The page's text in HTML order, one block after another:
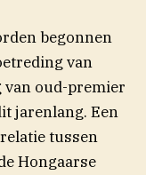
begonnen
van
van oud-premier
jarenlang. Een
tussen
Hongaarse